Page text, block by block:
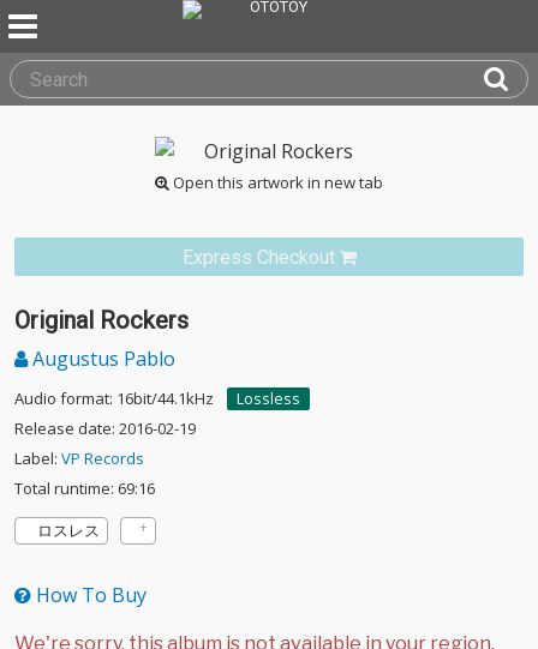
Open this artwork in new tab
Express Checkout
Original Rockers
Augustus Pablo
Audio format: 16bit/44.1kHz
Lossless
Release date: 2016-02-19
Label: VP Records
Total runtime: 69:16
ロスレス
How To Buy